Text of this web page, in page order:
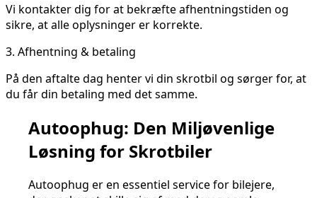
Vi kontakter dig for at bekræfte afhentningstiden og
sikre, at alle oplysninger er korrekte.
3. Afhentning & betaling
På den aftalte dag henter vi din skrotbil og sørger for, at
du får din betaling med det samme.
Autoophug: Den Miljøvenlige
Løsning for Skrotbiler
Autoophug er en essentiel service for bilejere,